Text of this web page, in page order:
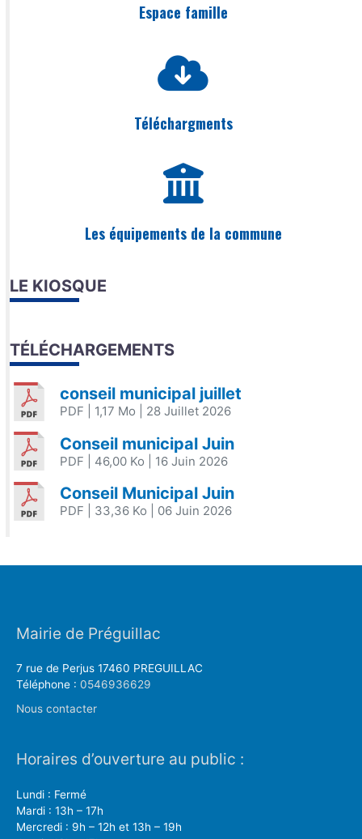
Espace famille
Téléchargments
Les équipements de la commune
LE KIOSQUE
TÉLÉCHARGEMENTS
conseil municipal juillet
PDF | 1,17 Mo | 28 Juillet 2026
Conseil municipal Juin
PDF | 46,00 Ko | 16 Juin 2026
Conseil Municipal Juin
PDF | 33,36 Ko | 06 Juin 2026
Mairie de Préguillac
7 rue de Perjus 17460 PREGUILLAC
Téléphone : 0546936629
Nous contacter
Horaires d’ouverture au public :
Lundi : Fermé
Mardi : 13h – 17h
Mercredi : 9h – 12h et 13h – 19h